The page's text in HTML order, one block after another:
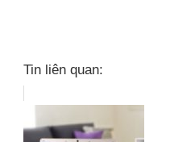
Tin liên quan: